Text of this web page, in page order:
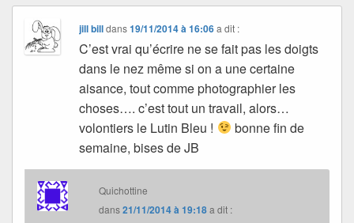
jill billdans19/11/2014 à 16:06 a dit :
C’est vrai qu’écrire ne se fait pas les doigts
dans le nez même si on a une certaine
aisance, tout comme photographier les
choses…. c’est tout un travail, alors…
volontiers le Lutin Bleu !
bonne fin de
semaine, bises de JB
Quichottine
dans21/11/2014 à 19:18a dit :